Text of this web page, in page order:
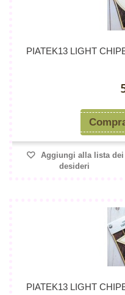
PIATEK13 LIGHT
Aggiungi alla lista dei
desideri
PIATEK13 LIGHT